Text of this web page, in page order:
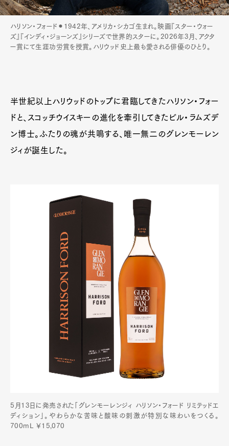
ハリソン・フォード⚫︎1942年、アメリカ・シカゴ生まれ。映画『スター・ウォー
ズ』『インディ・ジョーンズ』シリーズで世界的スターに。2026年3月、アクタ
ー賞にて生涯功労賞を授賞。ハリウッド史上最も愛される俳優のひとり。
半世紀以上ハリウッドのトップに君臨してきたハリソン・フォー
ドと、スコッチウイスキーの進化を牽引してきたビル・ラムズデ
ン博士。ふたりの魂が共鳴する、唯一無二のグレンモーレン
ジィが誕生した。
5月13日に発売された「グレンモーレンジィ ハリソン・フォード リミテッドエ
ディション」。やわらかな苦味と酸味の刺激が特別な味わいをつくる。
700mL ￥15,070